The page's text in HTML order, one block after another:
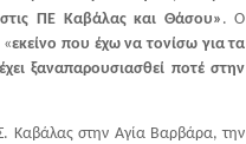
ΠΕ Καβάλας και Θάσου» . Ο
«εκείνο που έχω να τονίσω για τα
ξαναπαρουσιασθεί ποτέ στην
Καβάλας στην Αγία Βαρβάρα, την